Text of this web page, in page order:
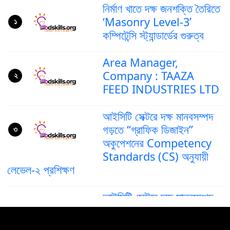
নির্মাণ খাতে দক্ষ জনশক্তি তৈরিতে
‘Masonry Level-3’
কম্পিটেন্সি স্ট্যান্ডার্ডের গুরুত্ব
১
Area Manager,
Company : TAAZA
FEED INDUSTRIES LTD
২
আইসিটি সেক্টরে দক্ষ মানবসম্পদ
গড়তে “গ্রাফিক ডিজাইন”
অকুপেশনের Competency
Standards (CS) অনুযায়ী
লেভেল-২ প্রশিক্ষণ
৩
আইসিটি সেক্টরে দক্ষ মানবসম্পদ
গড়ে তুলতে ‘গ্রাফিক ডিজাইন’
৪